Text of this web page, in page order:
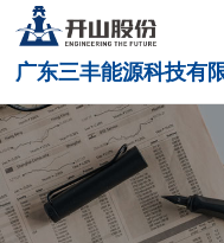
广东三丰能源科技有